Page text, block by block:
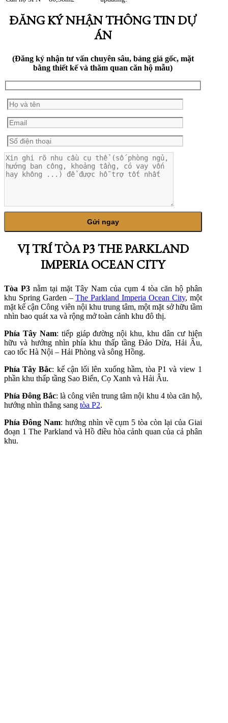
ĐĂNG KÝ NHẬN THÔNG TIN DỰ
ÁN
(Đăng ký nhận tư vấn chuyên sâu, bảng giá gốc, mặt
bằng thiết kế và thăm quan căn hộ mẫu)
VỊ TRÍ TÒA P3 THE PARKLAND
IMPERIA OCEAN CITY
Tòa P3nằm tại mặt Tây Nam của cụm 4 tòa căn hộ phân
khu Spring Garden –The Parkland Imperia Ocean City, một
mặt kế cận Công viên nội khu trung tâm, một mặt sở hữu tầm
nhìn bao quát xa và rộng mở toàn cảnh khu đô thị.
Phía Tây Nam: tiếp giáp đường nội khu, khu dân cư hiện
hữu và hướng nhìn phía khu thấp tầng Đảo Dừa, Hải Âu,
cao tốc Hà Nội – Hải Phòng và sông Hồng.
Phía Tây Bắc: kế cận lối lên xuống hầm, tòa P1 và view 1
phần khu thấp tầng Sao Biển, Cọ Xanh và Hải Âu.
Phía Đông Bắc: là công viên trung tâm nội khu 4 tòa căn hộ,
hướng nhìn thẳng sang tòa P2.
Phía Đông Nam: hướng nhìn về cụm 5 tòa còn lại của Giai
đoạn 1 The Parkland và Hồ điều hòa cảnh quan của cả phân
khu.